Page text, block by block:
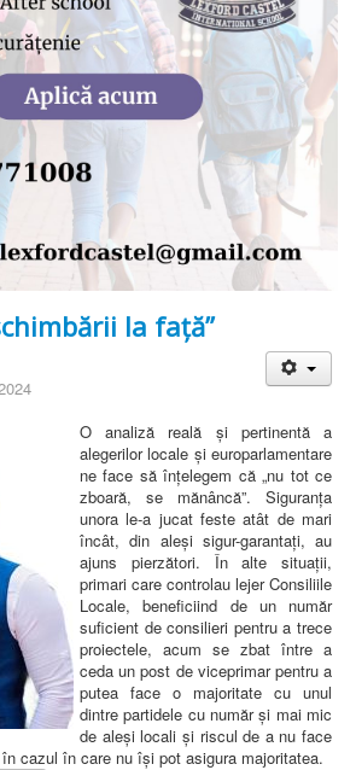
la față”
O analiză reală și pertinentă a
alegerilor locale și europarlamentare
ne face să înțelegem că „nu tot ce
zboară, se mănâncă”. Siguranța
unora le-a jucat feste atât de mari
încât, din aleși sigur-garantați, au
ajuns pierzători. În alte situații,
primari care controlau lejer Consiliile
Locale, beneficiind de un număr
suficient de consilieri pentru a trece
proiectele, acum se zbat între a
ceda un post de viceprimar pentru a
putea face o majoritate cu unul
dintre partidele cu număr și mai mic
de aleși locali și riscul de a nu face
cazul în care nu își pot asigura majoritatea.